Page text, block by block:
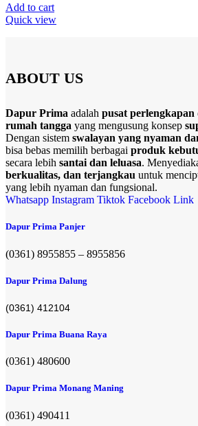
Add to cart
Quick view
ABOUT US
Dapur Prima adalah pusat
rumah tangga yang mengusung konsep
Dengan sistem swalayan yang nyaman
bisa bebas memilih berbagai produk
secara lebih santai dan leluasa.
berkualitas, dan terjangkau untuk
yang lebih nyaman dan fungsional.
Whatsapp Instagram Tiktok Facebook Link
Dapur Prima Panjer
(0361) 8955855 – 8955856​
Dapur Prima Dalung
(0361) 412104
Dapur Prima Buana Raya
(0361) 480600
Dapur Prima Monang Maning
(0361) 490411​